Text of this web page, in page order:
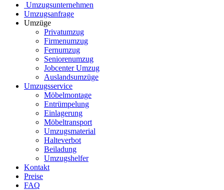
Umzugsunternehmen
Umzugsanfrage
Umzüge
Privatumzug
Firmenumzug
Fernumzug
Seniorenumzug
Jobcenter Umzug
Auslandsumzüge
Umzugsservice
Möbelmontage
Entrümpelung
Einlagerung
Möbeltransport
Umzugsmaterial
Halteverbot
Beiladung
Umzugshelfer
Kontakt
Preise
FAQ